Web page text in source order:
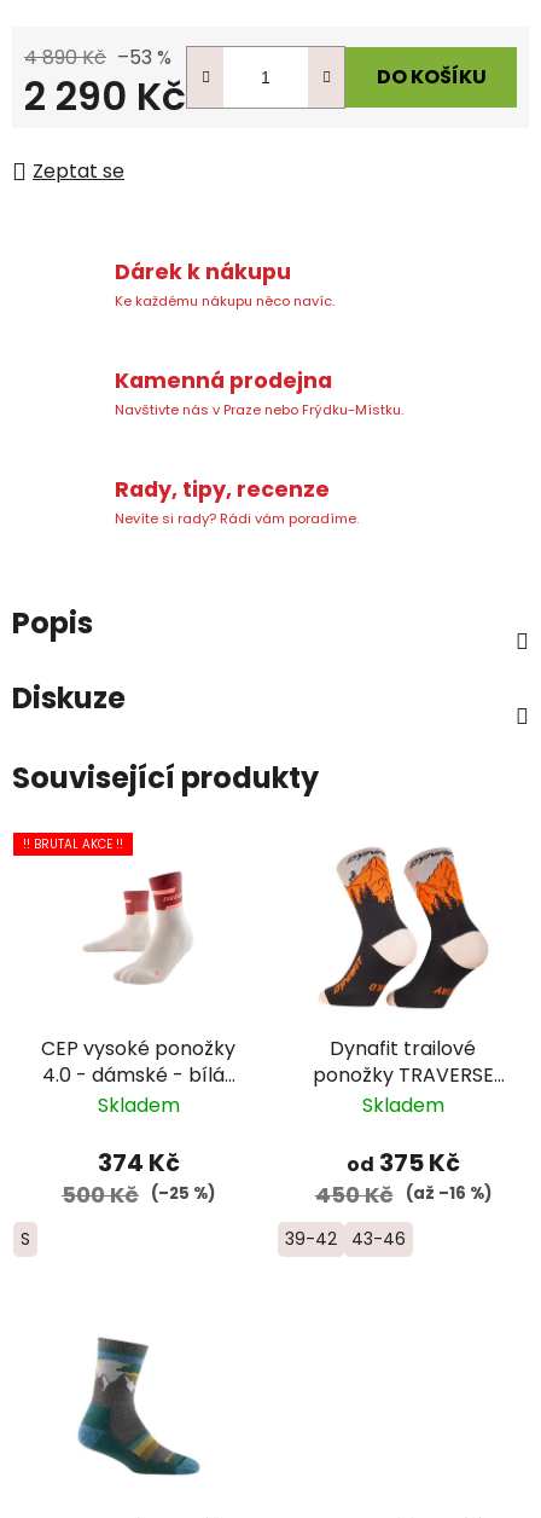
4 890 Kč –53 %
2 290 Kč DO KOŠÍKU
Zeptat se
Dárek k nákupu
Ke každému nákupu něco navíc.
Kamenná prodejna
Navštivte nás v Praze nebo Frýdku-Místku.
Rady, tipy, recenze
Nevíte si rady? Rádi vám poradíme.
Popis
Diskuze
Související produkty
!! BRUTAL AKCE !!
CEP vysoké ponožky
4.0 - dámské - bílá/
červená
Skladem
374 Kč
500 Kč (–25 %)
S
Dynafit trailové
ponožky TRAVERSE
CREW -
Skladem
od 375 Kč
450 Kč (až –16 %)
39-42 43-46